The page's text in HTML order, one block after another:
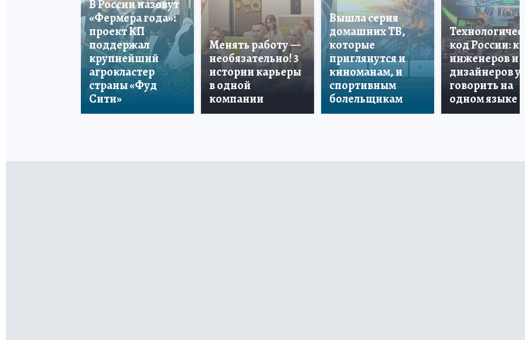
В России назовут
«Фермера года»:
проект КП
поддержал
крупнейший
агрокластер
страны «Фуд
Сити»
Менять работу —
необязательно! 3
истории карьеры
в одной
компании
Вышла серия
домашних ТВ,
которые
приглянутся и
киноманам, и
спортивным
болельщикам
код России: как
инженеров и
дизайнеров
говорить на
одном языке